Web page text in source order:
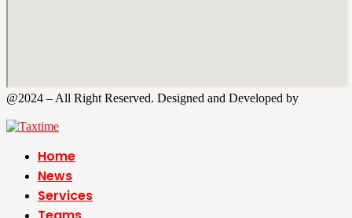
@2024 – All Right Reserved. Designed and Developed by
Home
News
Services